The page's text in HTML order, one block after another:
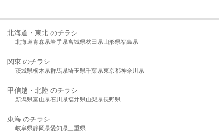
北海道・東北 のチラシ
北海道青森県岩手県宮城県秋田県山形県福島県
関東 のチラシ
茨城県栃木県群馬県埼玉県千葉県東京都神奈川県
甲信越・北陸 のチラシ
新潟県富山県石川県福井県山梨県長野県
東海 のチラシ
岐阜県静岡県愛知県三重県